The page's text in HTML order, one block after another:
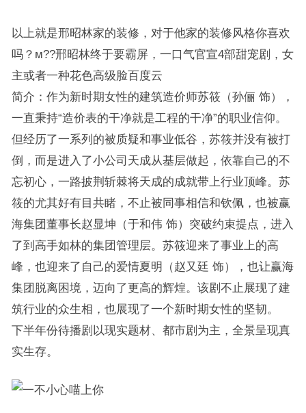
以上就是邢昭林家的装修，对于他家的装修风格你喜欢
吗？м??邢昭林终于要霸屏，一口气官宣4部甜宠剧，女
主或者一种花色高级脸百度云
简介：作为新时期女性的建筑造价师苏筱（孙俪 饰），
一直秉持“造价表的干净就是工程的干净”的职业信仰。
但经历了一系列的被质疑和事业低谷，苏筱并没有被打
倒，而是进入了小公司天成从基层做起，依靠自己的不
忘初心，一路披荆斩棘将天成的成就带上行业顶峰。苏
筱的尤其好有目共睹，不止被同事相信和钦佩，也被赢
海集团董事长赵显坤（于和伟 饰）突破约束提点，进入
了到高手如林的集团管理层。苏筱迎来了事业上的高
峰，也迎来了自己的爱情夏明（赵又廷 饰），也让赢海
集团脱离困境，迈向了更高的辉煌。该剧不止展现了建
筑行业的众生相，也展现了一个新时期女性的坚韧。
下半年份待播剧以现实题材、都市剧为主，全景呈现真
实生存。